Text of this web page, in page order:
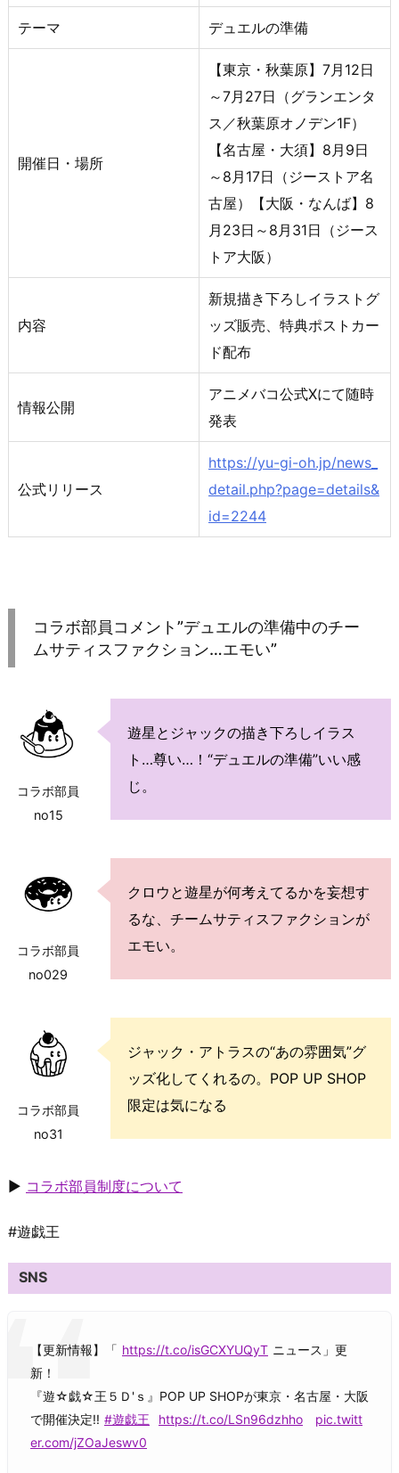
テーマ デュエルの準備
開催日・場所
【東京・秋葉原】7月12日
～7月27日（グランエンタ
ス／秋葉原オノデン1F）
【名古屋・大須】8月9日
～8月17日（ジーストア名
古屋）【大阪・なんば】8
月23日～8月31日（ジース
トア大阪）
内容
新規描き下ろしイラストグ
ッズ販売、特典ポストカー
ド配布
情報公開
アニメバコ公式Xにて随時
発表
公式リリース
https://yu-gi-oh.jp/news_
detail.php?page=details&
id=2244
コラボ部員コメント”デュエルの準備中のチー
ムサティスファクション…エモい”
コラボ部員
no15
遊星とジャックの描き下ろしイラス
ト…尊い…！“デュエルの準備”いい感
じ。
コラボ部員
no029
クロウと遊星が何考えてるかを妄想す
るな、チームサティスファクションが
エモい。
コラボ部員
no31
ジャック・アトラスの“あの雰囲気”グ
ッズ化してくれるの。POP UP SHOP
限定は気になる
▶ コラボ部員制度について
#遊戯王
SNS
【更新情報】「 https://t.co/isGCXYUQyT ニュース」更
新！
『遊☆戯☆王５Ｄ'ｓ』POP UP SHOPが東京・名古屋・大阪
で開催決定!! #遊戯王 https://t.co/LSn96dzhho
pic.twitt
er.com/jZOaJeswv0